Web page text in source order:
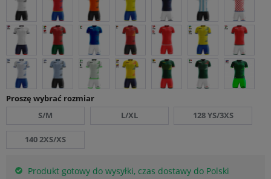
Proszę wybrać rozmiar
S/M
L/XL 128 YS/3XS
140 2XS/XS
Produkt gotowy do wysyłki, czas dostawy do Polski